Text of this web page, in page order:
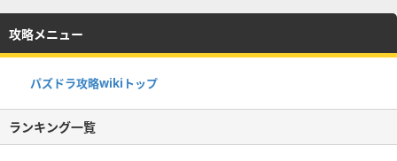
攻略メニュー
パズドラ攻略wikiトップ
ランキング一覧